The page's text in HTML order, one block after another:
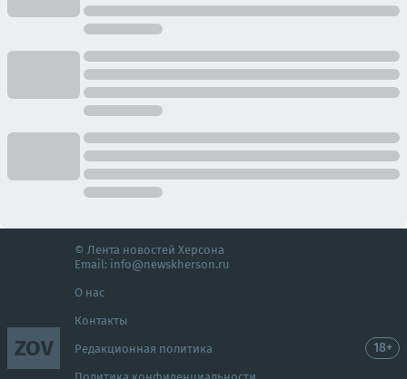
ZOV
© Лента новостей Херсона
Email: info@newskherson.ru
О нас
Контакты
Редакционная политика
Политика конфиденциальности
18+